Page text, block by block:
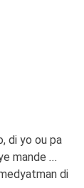
di yo ou pa
mande ...
di